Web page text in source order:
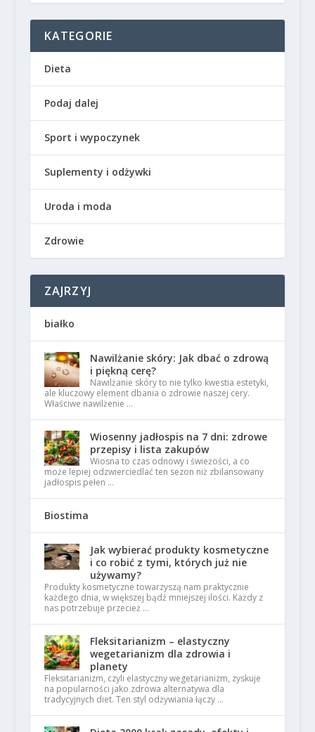
KATEGORIE
Dieta
Podaj dalej
Sport i wypoczynek
Suplementy i odżywki
Uroda i moda
Zdrowie
ZAJRZYJ
białko
Nawilżanie skóry: Jak dbać o zdrową
i piękną cerę?
Nawilżanie skóry to nie tylko kwestia estetyki,
ale kluczowy element dbania o zdrowie naszej cery.
Właściwe nawilżenie …
Wiosenny jadłospis na 7 dni: zdrowe
przepisy i lista zakupów
Wiosna to czas odnowy i świeżości, a co
może lepiej odzwierciedlać ten sezon niż zbilansowany
jadłospis pełen …
Biostima
Jak wybierać produkty kosmetyczne
i co robić z tymi, których już nie
używamy?
Produkty kosmetyczne towarzyszą nam praktycznie
każdego dnia, w większej bądź mniejszej ilości. Każdy z
nas potrzebuje przecież …
Fleksitarianizm – elastyczny
wegetarianizm dla zdrowia i
planety
Fleksitarianizm, czyli elastyczny wegetarianizm, zyskuje
na popularności jako zdrowa alternatywa dla
tradycyjnych diet. Ten styl odżywiania łączy …